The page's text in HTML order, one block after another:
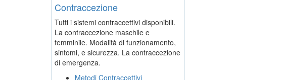
Contraccezione
Tutti i sistemi contraccettivi disponibili.
La contraccezione maschile e
femminile. Modalità di funzionamento,
sintomi, e sicurezza. La contraccezione
di emergenza.
Metodi Contraccettivi